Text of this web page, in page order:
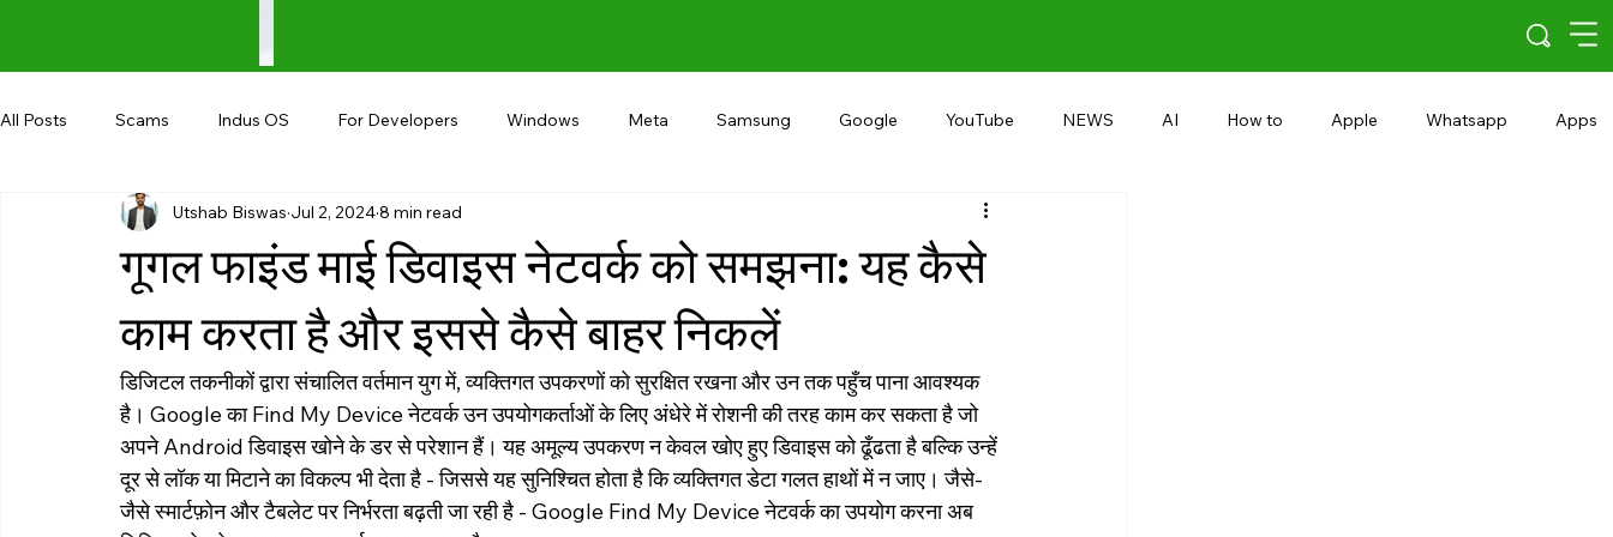
All Posts Scams Indus OS For Developers Windows Meta Samsung Google YouTube NEWS AI How to Apple Whatsapp Apps
Shopping Android AndroBranch Gaming Microsoft
UPI
गूगल फाइंड माई डिवाइस नेटवर्क को समझना: यह कैसे
काम करता है और इससे कैसे बाहर निकलें
Utshab Biswas Jul 2, 20248 min read
डिजिटल तकनीकों द्वारा संचालित वर्तमान युग में, व्यक्तिगत उपकरणों को सुरक्षित रखना और उन तक पहुँच पाना आवश्यक
है। Google का Find My Device नेटवर्क उन उपयोगकर्ताओं के लिए अंधेरे में रोशनी की तरह काम कर सकता है जो
अपने Android डिवाइस खोने के डर से परेशान हैं। यह अमूल्य उपकरण न केवल खोए हुए डिवाइस को ढूँढता है बल्कि उन्हें
दूर से लॉक या मिटाने का विकल्प भी देता है - जिससे यह सुनिश्चित होता है कि व्यक्तिगत डेटा गलत हाथों में न जाए। जैसे-
जैसे स्मार्टफ़ोन और टैबलेट पर निर्भरता बढ़ती जा रही है - Google Find My Device नेटवर्क का उपयोग करना अब